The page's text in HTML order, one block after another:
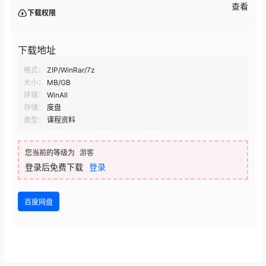
下载权限
查看
下载地址
格式：
ZIP/WinRar/7z
大小：
MB/GB
环境：
WinAll
存储：
度盘
类型：
课程资料
您当前的等级为 游客
登录后免费下载 登录
百度网盘